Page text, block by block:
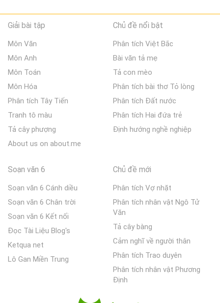
Giải bài tập
Môn Văn
Môn Anh
Môn Toán
Môn Hóa
Phân tích Tây Tiến
Tranh tô màu
Tả cây phượng
About us on about.me
Chủ đề nổi bật
Phân tích Việt Bắc
Bài văn tả mẹ
Tả con mèo
Phân tích bài thơ Tỏ lòng
Phân tích Đất nước
Phân tích Hai đứa trẻ
Định hướng nghề nghiệp
Soạn văn 6
Soạn văn 6 Cánh diều
Soạn văn 6 Chân trời
Soạn văn 6 Kết nối
Đọc Tài Liệu Blog's
Ketqua net
Lô Gan Miền Trung
Chủ đề mới
Phân tích Vợ nhặt
Phân tích nhân vật Ngô Tử
Văn
Tả cây bàng
Cảm nghĩ về người thân
Phân tích Trao duyên
Phân tích nhân vật Phương
Định